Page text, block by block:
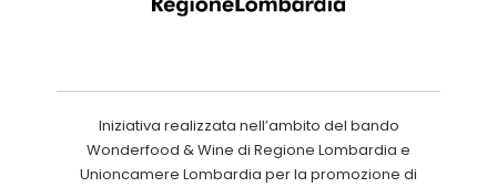
Iniziativa realizzata nell’ambito del bando
Wonderfood & Wine di Regione Lombardia e
Unioncamere Lombardia per la promozione di